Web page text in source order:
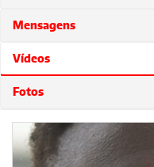
Mensagens
Vídeos
Fotos